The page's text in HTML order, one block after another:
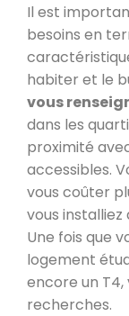
Il est
besoins en
habiter et le
vous
dans les
proximité
accessibles.
vous coûter
vous installiez
Une fois que
logement
encore un
recherches.